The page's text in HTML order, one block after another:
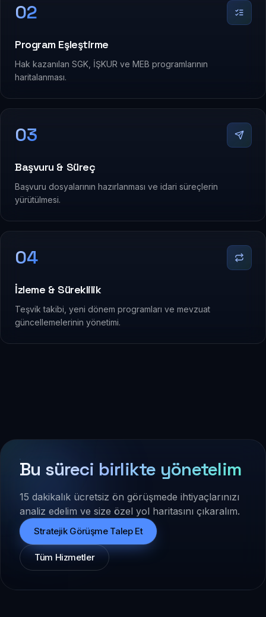
02
Program Eşleştirme
Hak kazanılan SGK, İŞKUR ve MEB programlarının
haritalanması.
03
Başvuru & Süreç
Başvuru dosyalarının hazırlanması ve idari süreçlerin
yürütülmesi.
04
İzleme & Süreklilik
Teşvik takibi, yeni dönem programları ve mevzuat
güncellemelerinin yönetimi.
Bu süreci birlikte yönetelim
15 dakikalık ücretsiz ön görüşmede ihtiyaçlarınızı
analiz edelim ve size özel yol haritasını çıkaralım.
Stratejik Görüşme Talep Et
Tüm Hizmetler